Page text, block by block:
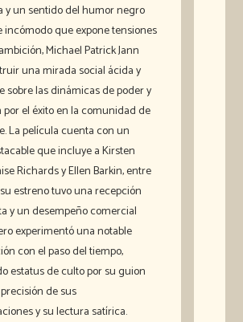
y un sentido del humor negro
incómodo que expone tensiones
Michael Patrick Jann
una mirada social ácida y
sobre las dinámicas de poder y
por el éxito en la comunidad de
La película cuenta con un
que incluye a Kirsten
Richards y Ellen Barkin, entre
estreno tuvo una recepción
y un desempeño comercial
experimentó una notable
con el paso del tiempo,
estatus de culto por su guion
de sus
y su lectura satírica.